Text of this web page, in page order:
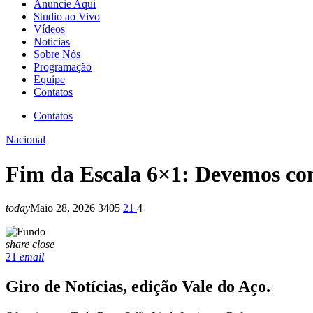
Anuncie Aqui
Studio ao Vivo
Vídeos
Noticias
Sobre Nós
Programação
Equipe
Contatos
Contatos
Nacional
Fim da Escala 6×1: Devemos
todayMaio 28, 2026 3405 21 4
share close
21 email
Giro de Notícias, edição Vale do Aço.